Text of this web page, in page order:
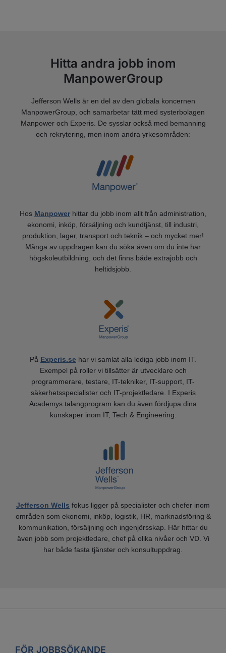
Hitta andra jobb inom
ManpowerGroup
Jefferson Wells är en del av den globala koncernen
ManpowerGroup, och samarbetar tätt med systerbolagen
Manpower och Experis. De sysslar också med bemanning
och rekrytering, men inom andra yrkesområden:
Hos Manpower hittar du jobb inom allt från administration,
ekonomi, inköp, försäljning och kundtjänst, till industri,
produktion, lager, transport och teknik – och mycket mer!
Många av uppdragen kan du söka även om du inte har
högskoleutbildning, och det finns både extrajobb och
heltidsjobb.
På Experis.se har vi samlat alla lediga jobb inom IT.
Exempel på roller vi tillsätter är utvecklare och
programmerare, testare, IT-tekniker, IT-support, IT-
säkerhetsspecialister och IT-projektledare. I Experis
Academys talangprogram kan du även fördjupa dina
kunskaper inom IT, Tech & Engineering.
Jefferson Wells fokus ligger på specialister och chefer inom
områden som ekonomi, inköp, logistik, HR, marknadsföring &
kommunikation, försäljning och ingenjörsskap. Här hittar du
även jobb som projektledare, chef på olika nivåer och VD. Vi
har både fasta tjänster och konsultuppdrag.
FÖR JOBBSÖKANDE